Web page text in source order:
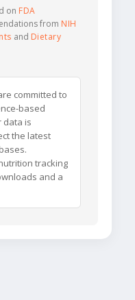
on FDA
from NIH
and Dietary
committed to
based
data is
the latest
tracking
and a